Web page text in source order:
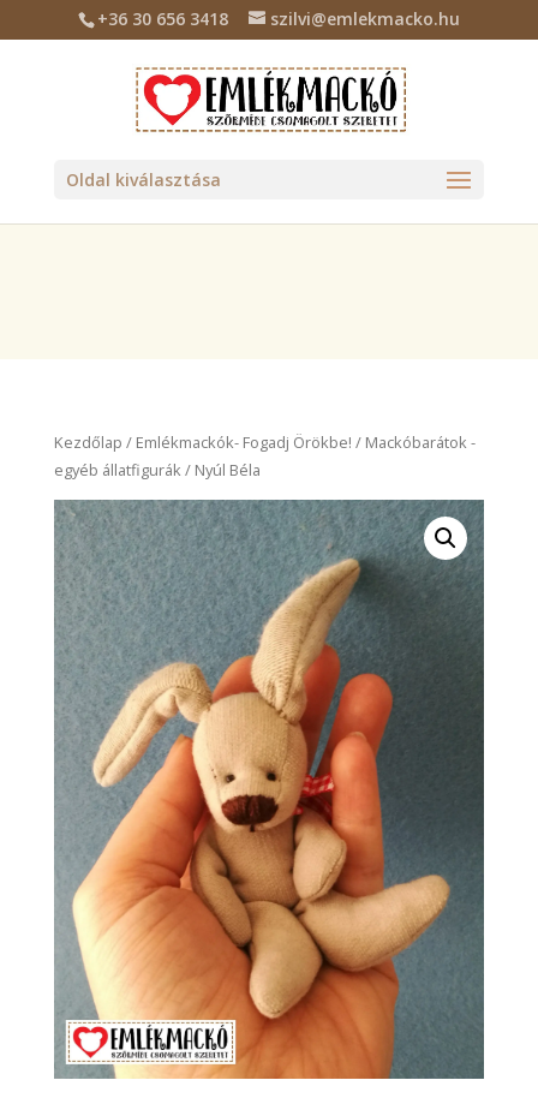
Deprecated: Required parameter $location follows optional
parameter $tax_class in/home/emlekmac/public_html/wp-
content/plugins/billingo/includes/class-billingo.php
+36 30 656 3418 szilvi@emlekmacko.hu
Oldal kiválasztása
Kezdőlap / Emlékmackók- Fogadj Örökbe! / Mackóbarátok -
egyéb állatfigurák / Nyúl Béla